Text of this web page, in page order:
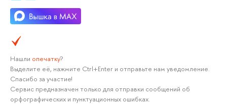
Нашли опечатку?
Выделите её, нажмите Ctrl+Enter и отправьте нам уведомление.
Спасибо за участие!
Сервис предназначен только для отправки сообщений об
орфографических и пунктуационных ошибках.